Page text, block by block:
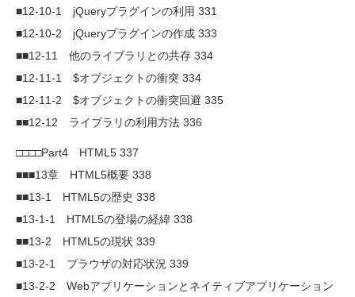
■12-10-1 jQueryプラグインの利用 331
■12-10-2 jQueryプラグインの作成 333
■■12-11 他のライブラリとの共存 334
■12-11-1 $オブジェクトの衝突 334
■12-11-2 $オブジェクトの衝突回避 335
■■12-12 ライブラリの利用方法 336
□□□□Part4 HTML5 337
■■■13章 HTML5概要 338
■■13-1 HTML5の歴史 338
■13-1-1 HTML5の登場の経緯 338
■■13-2 HTML5の現状 339
■13-2-1 ブラウザの対応状況 339
■13-2-2 Webアプリケーションとネイティブアプリケーション